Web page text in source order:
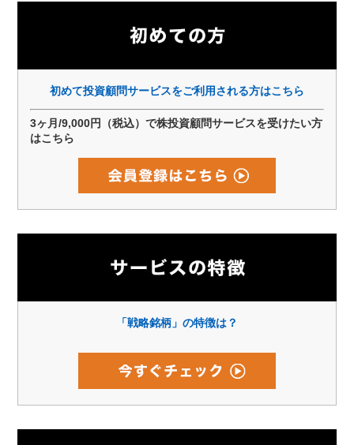
初めて投資顧問サービスをご利用される方はこちら
3ヶ月/9,000円（税込）で株投資顧問サービスを受けたい方
はこちら
「戦略銘柄」の特徴は？